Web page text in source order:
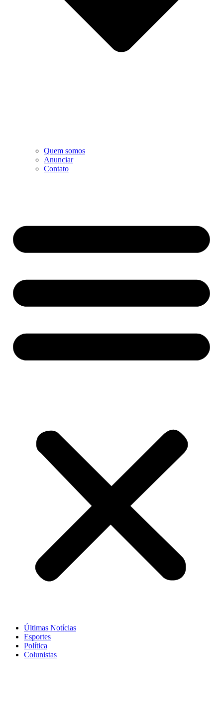
Quem somos
Anunciar
Contato
Últimas Notícias
Esportes
Política
Colunistas